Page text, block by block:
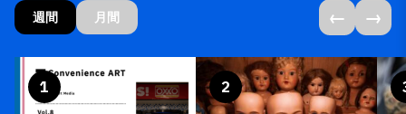
週間 月間 ← →
1 2